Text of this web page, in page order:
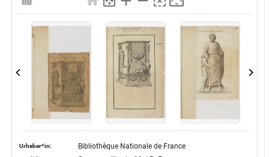
Urheber*in: Bibliothèque Nationale de France